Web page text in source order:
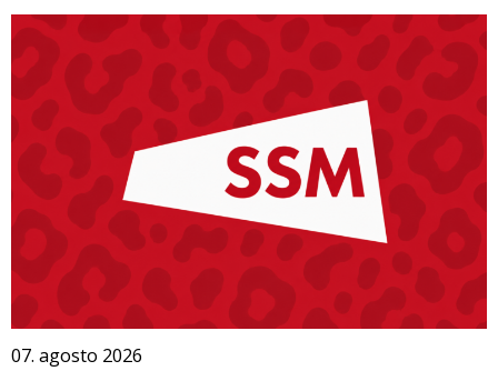
07. agosto 2026